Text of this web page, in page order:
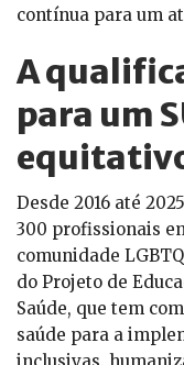
contínua para um
A
para um
Desde 2016 até
300 profissionais
comunidade
do Projeto de
Saúde, que tem
saúde para a